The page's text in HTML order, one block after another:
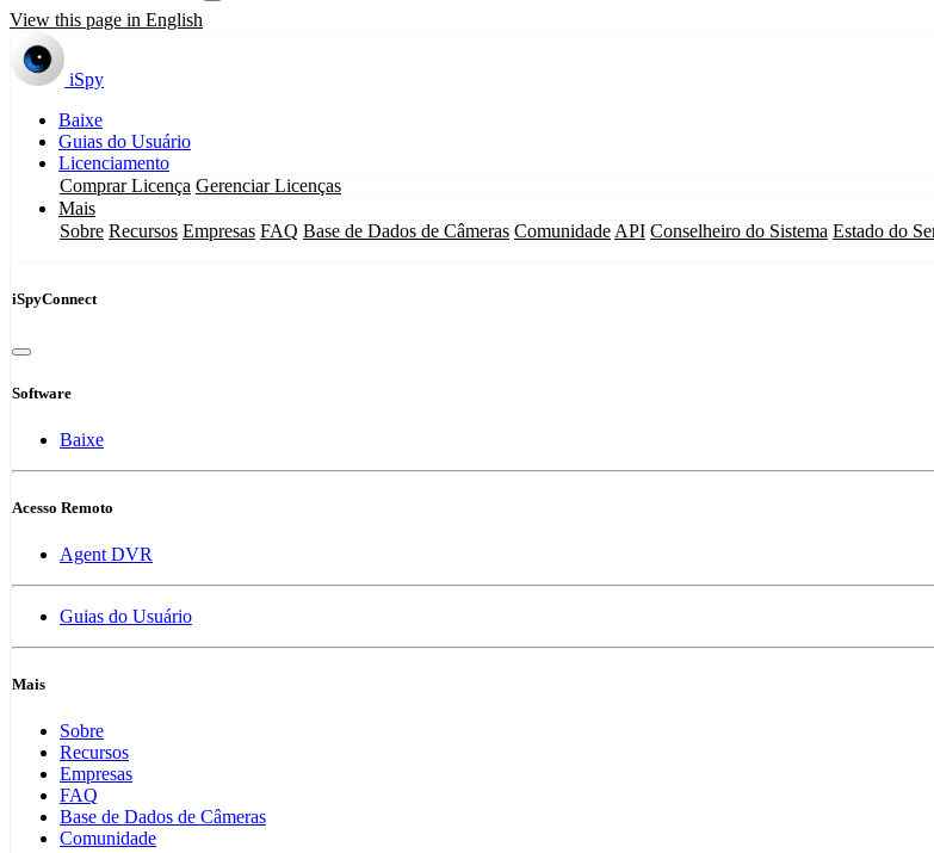
View this page in English
iSpy
Baixe
Guias do Usuário
Licenciamento
Comprar Licença Gerenciar Licenças
Mais
Sobre Recursos Empresas FAQ Base de Dados de Câmeras Comunidade API Conselheiro do Sistema Estado do
iSpyConnect
Software
Baixe
Acesso Remoto
Agent DVR
Guias do Usuário
Mais
Sobre
Recursos
Empresas
FAQ
Base de Dados de Câmeras
Comunidade